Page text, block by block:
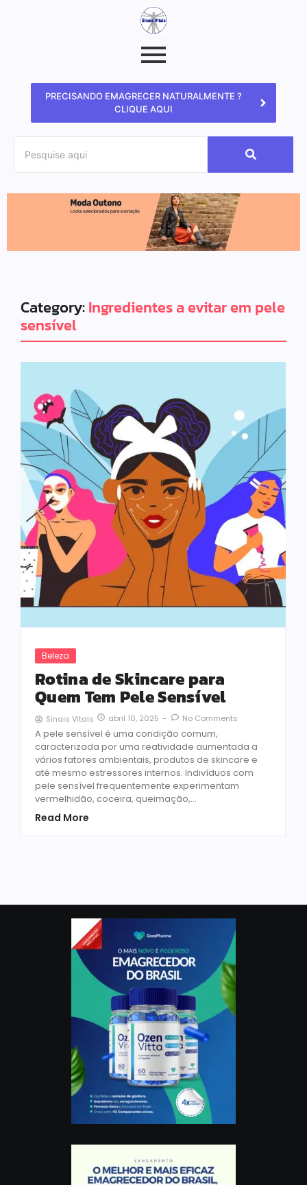
PRECISANDO EMAGRECER NATURALMENTE ?
CLIQUE AQUI
Category:Ingredientes a evitar em pele
sensível
Beleza
Rotina de Skincare para
Quem Tem Pele Sensível
Sinais Vitais abril 10, 2025 - No Comments
A pele sensível é uma condição comum,
caracterizada por uma reatividade aumentada a
vários fatores ambientais, produtos de skincare e
até mesmo estressores internos. Indivíduos com
pele sensível frequentemente experimentam
vermelhidão, coceira, queimação,...
Read More